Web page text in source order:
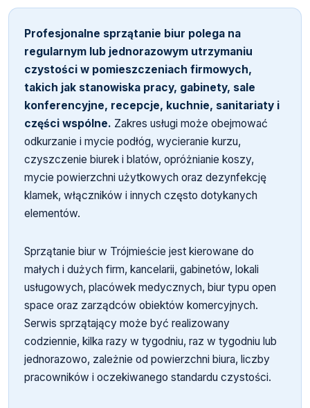
Profesjonalne sprzątanie biur polega na
regularnym lub jednorazowym utrzymaniu
czystości w pomieszczeniach firmowych,
takich jak stanowiska pracy, gabinety, sale
konferencyjne, recepcje, kuchnie, sanitariaty i
części wspólne. Zakres usługi może obejmować
odkurzanie i mycie podłóg, wycieranie kurzu,
czyszczenie biurek i blatów, opróżnianie koszy,
mycie powierzchni użytkowych oraz dezynfekcję
klamek, włączników i innych często dotykanych
elementów.
Sprzątanie biur w Trójmieście jest kierowane do
małych i dużych firm, kancelarii, gabinetów, lokali
usługowych, placówek medycznych, biur typu open
space oraz zarządców obiektów komercyjnych.
Serwis sprzątający może być realizowany
codziennie, kilka razy w tygodniu, raz w tygodniu lub
jednorazowo, zależnie od powierzchni biura, liczby
pracowników i oczekiwanego standardu czystości.